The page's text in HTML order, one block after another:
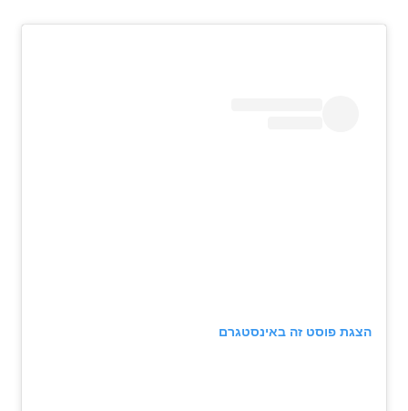
הצגת פוסט זה באינסטגרם